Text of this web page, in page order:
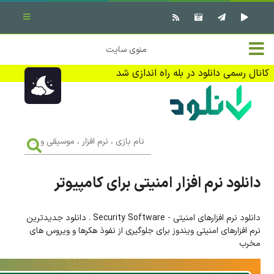
خانه
تماس با ما
تبلیغات
منوی سایت
کانال رسمی دانلود در بله راه اندازی شد
✖ بستن منو
نرم افزار کامپیوتر
بازی کامپیوتر
کتاب
وبلاگ
جهت دریافت آخرین اخبار و اطلاعات ما را در کانال رسمی دانلود در
بله دنبال کنید (ورود)
بازی
،
موسیقی
دانلود نرم افزار امنیتی برای کامپیوتر
دانلود نرم افزارهای امنیتی - Security Software . دانلود جدیدترین
نرم افزارهای امنیتی ویندوز برای جلوگیری از نفوذ هکرها و ویروس های
مخرب